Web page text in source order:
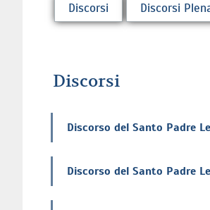
Discorsi Discorsi
Discorsi
Discorso del Santo Padre
Discorso del Santo Padre